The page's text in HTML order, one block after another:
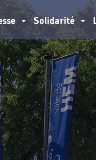
Solidarité